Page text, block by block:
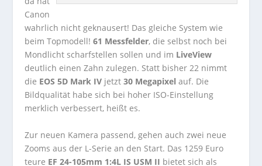
Canon
wahrlich nicht geknausert! Das gleiche System wie
beim Topmodell! 61 Messfelder, die selbst noch bei
Mondlicht scharfstellen sollen und im LiveView
deutlich einen Zahn zulegen. Statt bisher 22 nimmt
die EOS 5D Mark IV jetzt30 Megapixel auf. Die
Bildqualität habe sich bei hoher ISO-Einstellung
merklich verbessert, heißt es.
Zur neuen Kamera passend, gehen auch zwei neue
Zooms aus der L-Serie an den Start. Das 1259 Euro
teure EF 24-105mm 1:4L IS USM II bietet sich als